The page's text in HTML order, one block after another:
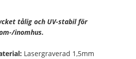
tålig och UV-stabil för
inomhus.
Lasergraverad 1,5mm